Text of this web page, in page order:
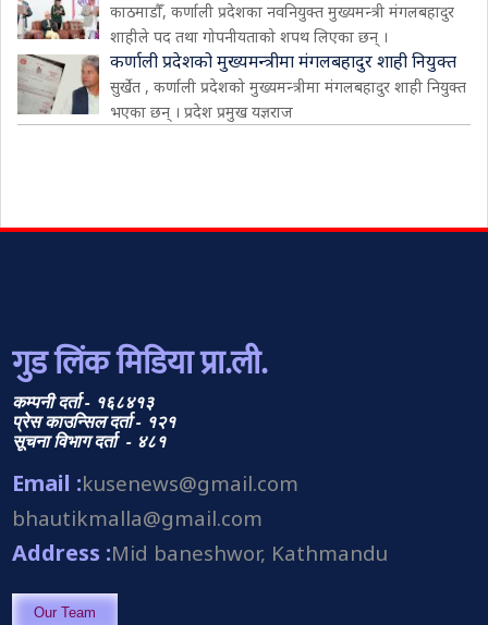
काठमाडौँ, कर्णाली प्रदेशका नवनियुक्त मुख्यमन्त्री मंगलबहादुर
शाहीले पद तथा गोपनीयताको शपथ लिएका छन् ।
कर्णाली प्रदेशको मुख्यमन्त्रीमा मंगलबहादुर शाही नियुक्त
सुर्खेत , कर्णाली प्रदेशको मुख्यमन्त्रीमा मंगलबहादुर शाही नियुक्त
भएका छन् । प्रदेश प्रमुख यज्ञराज
गुड लिंक मिडिया प्रा.ली.
कम्पनी दर्ता - १६८४१३
प्रेस काउन्सिल दर्ता - १२१
सूचना विभाग दर्ता - ४८१
Email :kusenews@gmail.com
bhautikmalla@gmail.com
Address :Mid baneshwor, Kathmandu
Our Team